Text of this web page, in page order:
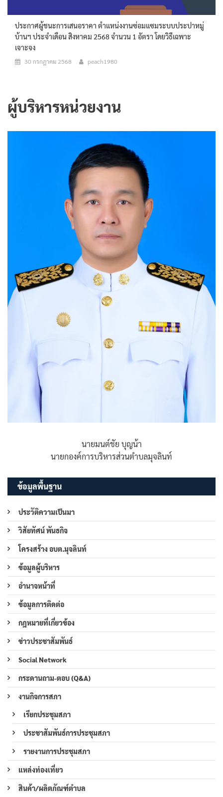
ประกาศผู้ชนะการเสนอราคา ตำแหน่งงานซ่อมแซมระบบประปาหมู่
บ้านฯ ประจำเดือน สิงหาคม 2568 จำนวน 1 อัตรา โดยวิธีเฉพาะ
เจาะจง
30 กรกฎาคม 2568 peach1980
ผู้บริหารหน่วยงาน
นายมนต์ชัย บุญน้า
นายกองค์การบริหารส่วนตำบลมุจลินท์
ข้อมูลพื้นฐาน
ประวัติความเป็นมา
วิสัยทัศน์ พันธกิจ
โครงสร้าง อบต.มุจลินท์
ข้อมูลผู้บริหาร
อำนาจหน้าที่
ข้อมูลการติดต่อ
กฎหมายที่เกี่ยวข้อง
ข่าวประชาสัมพันธ์
Social Network
กระดานถาม-ตอบ (Q&A)
งานกิจการสภา
เรียกประชุมสภา
ประชาสัมพันธ์การประชุมสภา
รายงานการประชุมสภา
แหล่งท่องเที่ยว
สินค้า/ผลิตภัณฑ์ตำบล